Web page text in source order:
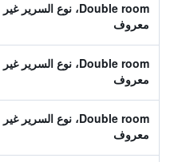
Double room، نوع السرير غير
معروف
Double room، نوع السرير غير
معروف
Double room، نوع السرير غير
معروف